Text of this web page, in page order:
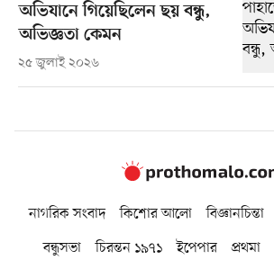
অভিযানে গিয়েছিলেন ছয় বন্ধু,
অভিজ্ঞতা কেমন
২৫ জুলাই ২০২৬
নাগরিক সংবাদ কিশোর আলো বিজ্ঞানচিন্তা
বন্ধুসভা
চিরন্তন ১৯৭১ ইপেপার প্রথমা